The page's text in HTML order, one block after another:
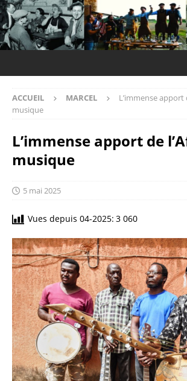
ACCUEIL MARCEL
L’immense apport
musique
L’immense apport de
musique
5 mai 2025
Vues depuis 04-2025: 3 060